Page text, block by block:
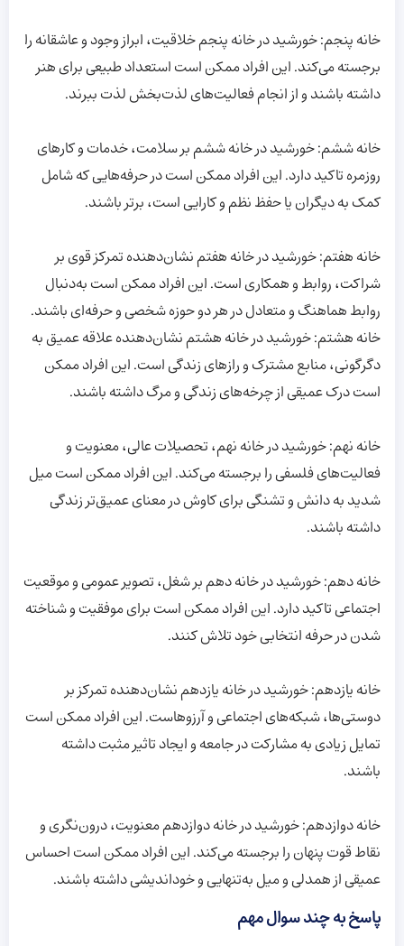
خانه پنجم: خورشید در خانه پنجم خلاقیت، ابراز وجود و عاشقانه را
برجسته می‌کند. این افراد ممکن است استعداد طبیعی برای هنر
داشته باشند و از انجام فعالیت‌های لذت‌بخش لذت ببرند.
خانه ششم: خورشید در خانه ششم بر سلامت، خدمات و کار‌های
روزمره تاکید دارد. این افراد ممکن است در حرفه‌هایی که شامل
کمک به دیگران یا حفظ نظم و کارایی است، برتر باشند.
خانه هفتم: خورشید در خانه هفتم نشان‌دهنده تمرکز قوی بر
شراکت، روابط و همکاری است. این افراد ممکن است به‌دنبال
روابط هماهنگ و متعادل در هر دو حوزه شخصی و حرفه‌ای باشند.‌
خانه هشتم: خورشید در خانه هشتم نشان‌دهنده علاقه عمیق به
دگرگونی، منابع مشترک و راز‌های زندگی است. این افراد ممکن
است درک عمیقی از چرخه‌های زندگی و مرگ داشته باشند.
خانه نهم: خورشید در خانه نهم، تحصیلات عالی، معنویت و
فعالیت‌های فلسفی را برجسته می‌کند. این افراد ممکن است میل
شدید به دانش و تشنگی برای کاوش در معنای عمیق‌تر زندگی
داشته باشند.
خانه دهم: خورشید در خانه دهم بر شغل، تصویر عمومی و موقعیت
اجتماعی تاکید دارد. این افراد ممکن است برای موفقیت و شناخته
شدن در حرفه انتخابی خود تلاش کنند.
خانه یازدهم: خورشید در خانه یازدهم نشان‌دهنده تمرکز بر
دوستی‌ها، شبکه‌های اجتماعی و آرزوهاست. این افراد ممکن است
تمایل زیادی به مشارکت در جامعه و ایجاد تاثیر مثبت داشته
باشند.
خانه دوازدهم: خورشید در خانه دوازدهم معنویت، درون‌نگری و
نقاط قوت پنهان را برجسته می‌کند. این افراد ممکن است احساس
عمیقی از همدلی و میل به‌تنهایی و خود‌اندیشی داشته باشند.
پاسخ به چند سوال مهم